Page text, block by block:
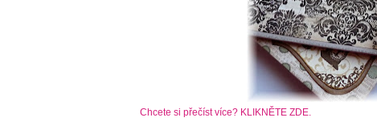
Chcete si přečíst více? KLIKNĚTE ZDE.